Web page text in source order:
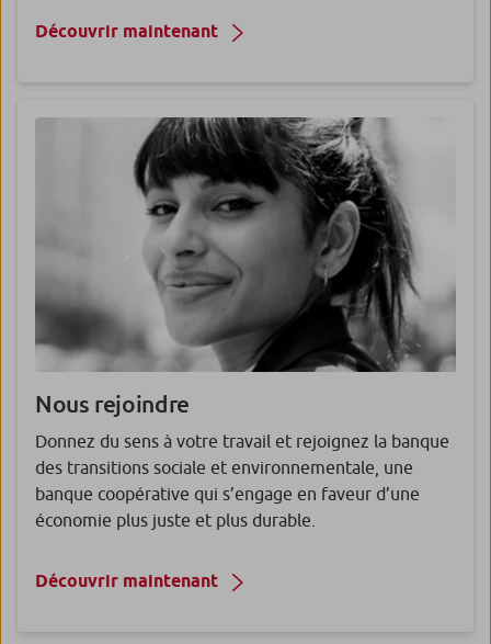
Découvrir maintenant
Nous rejoindre
Donnez du sens à votre travail et rejoignez la banque
des transitions sociale et environnementale, une
banque coopérative qui s’engage en faveur d’une
économie plus juste et plus durable.
Découvrir maintenant